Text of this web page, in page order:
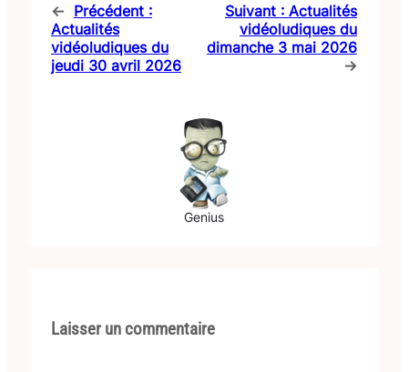
← Précédent :
Actualités
vidéoludiques du
jeudi 30 avril 2026
Suivant : Actualités
vidéoludiques du
dimanche 3 mai 2026
→
Genius
Laisser un commentaire